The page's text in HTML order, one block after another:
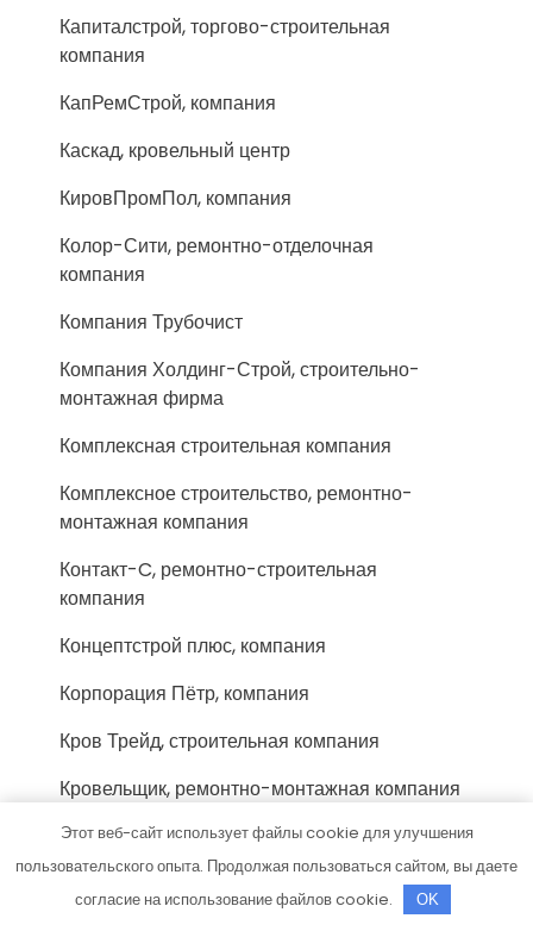
Капиталстрой, торгово-строительная
компания
КапРемСтрой, компания
Каскад, кровельный центр
КировПромПол, компания
Колор-Сити, ремонтно-отделочная
компания
Компания Трубочист
Компания Холдинг-Строй, строительно-
монтажная фирма
Комплексная строительная компания
Комплексное строительство, ремонтно-
монтажная компания
Контакт-C, ремонтно-строительная
компания
Концептстрой плюс, компания
Корпорация Пётр, компания
Кров Трейд, строительная компания
Кровельщик, ремонтно-монтажная компания
Кровельщик, строительно-торговая
компания
Кровлен, торгово-производственная
Этот веб-сайт использует файлы cookie для улучшения
пользовательского опыта. Продолжая пользоваться сайтом, вы даете
согласие на использование файлов cookie.
OK